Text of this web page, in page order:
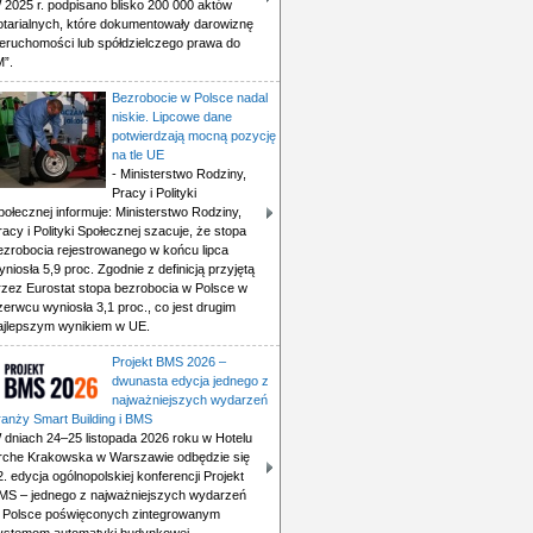
2025 r. podpisano blisko 200 000 aktów
które dokumentowały darowiznę
lub spółdzielczego prawa do
Bezrobocie w Polsce nadal
niskie. Lipcowe dane
potwierdzają mocną pozycję
na tle UE
- Ministerstwo Rodziny,
Pracy i Polityki
informuje: Ministerstwo Rodziny,
i Polityki Społecznej szacuje, że stopa
rejestrowanego w końcu lipca
5,9 proc. Zgodnie z definicją przyjętą
Eurostat stopa bezrobocia w Polsce w
wyniosła 3,1 proc., co jest drugim
wynikiem w UE.
Projekt BMS 2026 –
dwunasta edycja jednego z
najważniejszych wydarzeń
Smart Building i BMS
dniach 24–25 listopada 2026 roku w Hotelu
Krakowska w Warszawie odbędzie się
edycja ogólnopolskiej konferencji Projekt
– jednego z najważniejszych wydarzeń
Polsce poświęconych zintegrowanym